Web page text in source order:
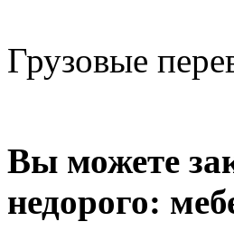
Грузовые
Вы можете
недорого: